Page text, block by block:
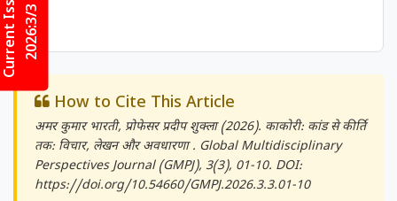
Issues2026:3/3
How to Cite This Article
अमर कुमार भारती, प्रोफेसर प्रदीप शुक्ला (2026). काकोरी: कांड से कीर्ति
तक: विचार, लेखन और अवधारणा . Global Multidisciplinary
Perspectives Journal (GMPJ), 3(3), 01-10. DOI:
https://doi.org/10.54660/GMPJ.2026.3.3.01-10